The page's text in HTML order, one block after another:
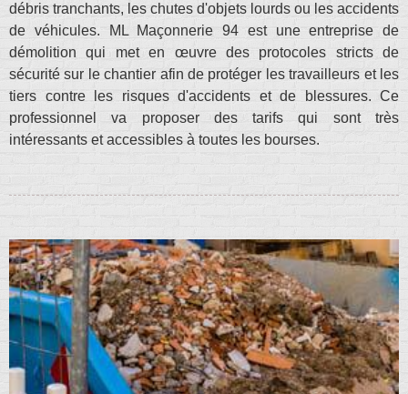
débris tranchants, les chutes d'objets lourds ou les accidents
de véhicules. ML Maçonnerie 94 est une entreprise de
démolition qui met en œuvre des protocoles stricts de
sécurité sur le chantier afin de protéger les travailleurs et les
tiers contre les risques d'accidents et de blessures. Ce
professionnel va proposer des tarifs qui sont très
intéressants et accessibles à toutes les bourses.